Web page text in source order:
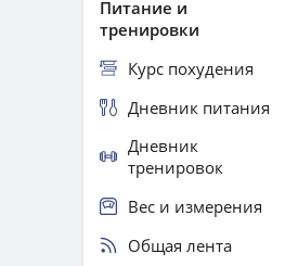
Питание и
тренировки
Курс похудения
Дневник питания
Дневник
тренировок
Вес и измерения
Общая лента